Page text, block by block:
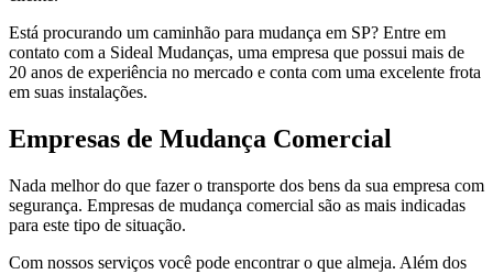
Está procurando um caminhão para mudança em SP? Entre em
contato com a Sideal Mudanças, uma empresa que possui mais de
20 anos de experiência no mercado e conta com uma excelente frota
em suas instalações.
Empresas de Mudança Comercial
Nada melhor do que fazer o transporte dos bens da sua empresa com
segurança. Empresas de mudança comercial são as mais indicadas
para este tipo de situação.
Com nossos serviços você pode encontrar o que almeja. Além dos